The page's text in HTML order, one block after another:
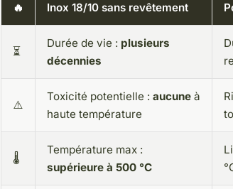
🔥 Inox 18/10 sans revêtement
⏳
Durée de vie : plusieurs
décennies
⚠️
Toxicité potentielle : aucune à
haute température
🌡️
Température max :
supérieure à 500 °C